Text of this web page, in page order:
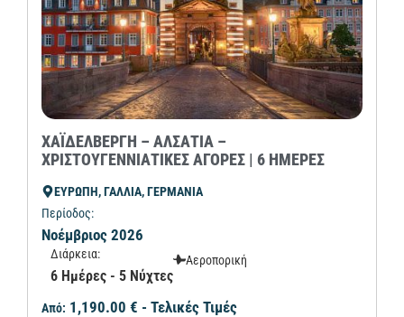
ΧΑΪΔΕΛΒΕΡΓΗ – ΑΛΣΑΤΙΑ –
ΧΡΙΣΤΟΥΓΕΝΝΙΑΤΙΚΕΣ ΑΓΟΡΕΣ | 6 ΗΜΕΡΕΣ
ΕΥΡΩΠΗ, ΓΑΛΛΙΑ, ΓΕΡΜΑΝΙΑ
Περίοδος:
Νοέμβριος 2026
Διάρκεια:
6 Ημέρες - 5 Νύχτες
Αεροπορική
Από: 1,190.00 € - Τελικές Τιμές